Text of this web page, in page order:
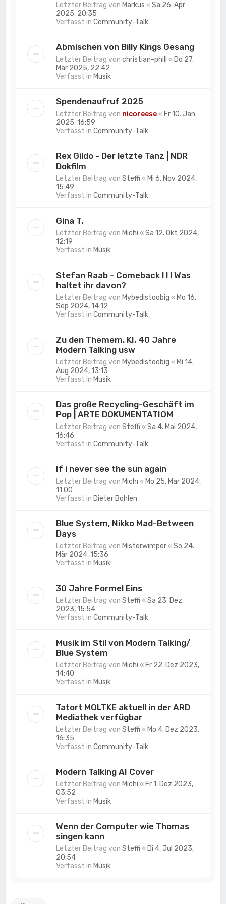
Letzter Beitrag von Markus «Sa 26. Apr
2025, 20:35
Verfasst inCommunity-Talk
Abmischen von Billy Kings Gesang
Letzter Beitrag vonchristian-phill « Do 27.
Mär 2025, 22:42
Verfasst in Musik
Spendenaufruf 2025
Letzter Beitrag von nicoreese« Fr 10. Jan
2025, 16:59
Verfasst inCommunity-Talk
Rex Gildo - Der letzte Tanz | NDR
Dokfilm
Letzter Beitrag vonSteffi « Mi 6. Nov 2024,
15:49
Verfasst inCommunity-Talk
Gina T.
Letzter Beitrag von Michi «Sa 12. Okt 2024,
12:19
Verfasst in Musik
Stefan Raab - Comeback ! ! ! Was
haltet ihr davon?
Letzter Beitrag von Mybedistoobig « Mo 16.
Sep 2024, 14:12
Verfasst inCommunity-Talk
Zu den Themem. KI, 40 Jahre
Modern Talking usw
Letzter Beitrag von Mybedistoobig « Mi 14.
Aug 2024, 13:13
Verfasst in Musik
Das große Recycling-Geschäft im
Pop | ARTE DOKUMENTATIOM
Letzter Beitrag vonSteffi «Sa 4. Mai 2024,
16:46
Verfasst inCommunity-Talk
If i never see the sun again
Letzter Beitrag von Michi « Mo 25. Mär 2024,
11:00
Verfasst in Dieter Bohlen
Blue System, Nikko Mad-Between
Days
Letzter Beitrag von Misterwimper«So 24.
Mär 2024, 15:36
Verfasst in Musik
30 Jahre Formel Eins
Letzter Beitrag vonSteffi «Sa 23. Dez
2023, 15:54
Verfasst inCommunity-Talk
Musik im Stil von Modern Talking/
Blue System
Letzter Beitrag von Michi « Fr 22. Dez 2023,
14:40
Verfasst in Musik
Tatort MOLTKE aktuell in der ARD
Mediathek verfügbar
Letzter Beitrag vonSteffi « Mo 4. Dez 2023,
16:35
Verfasst inCommunity-Talk
Modern Talking AI Cover
Letzter Beitrag von Michi « Fr 1. Dez 2023,
03:52
Verfasst in Musik
Wenn der Computer wie Thomas
singen kann
Letzter Beitrag vonSteffi « Di 4. Jul 2023,
20:54
Verfasst in Musik